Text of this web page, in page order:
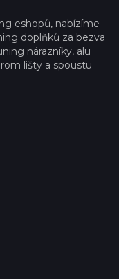
eshopů, nabízíme
doplňků za bezva
nárazníky, alu
lišty a spoustu